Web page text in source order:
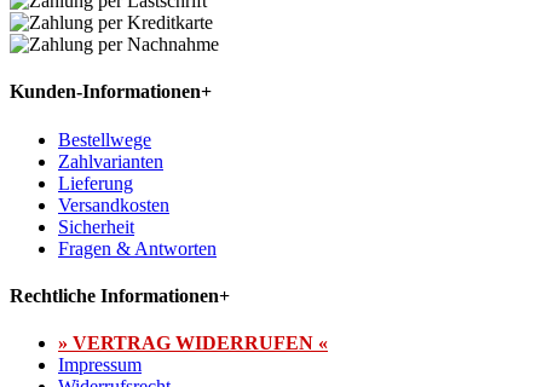
Kunden-Informationen+
Bestellwege
Zahlvarianten
Lieferung
Versandkosten
Sicherheit
Fragen & Antworten
Rechtliche Informationen+
» VERTRAG WIDERRUFEN «
Impressum